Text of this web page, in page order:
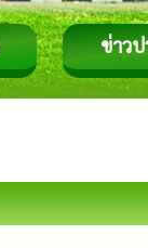
ข่าว